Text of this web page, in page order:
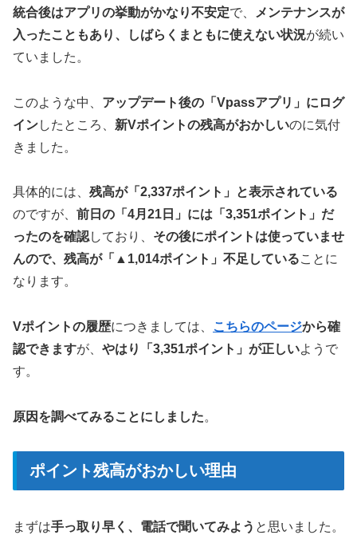
統合後はアプリの挙動がかなり不安定で、
メンテナンスが
入ったこともあり、しばらくまともに使えない状況が続い
ていました。
このような中、 アップデート後の「Vpassアプリ」にログ
インしたところ、 新Vポイントの残高がおかしいのに気付
きました。
具体的には、 残高が「2,337ポイント」と表示されている
のですが、 前日の「4月21日」には「3,351ポイント」だ
ったのを確認しており、 その後にポイントは使っていませ
んので、残高が「▲1,014ポイント」不足していることに
なります。
Vポイントの履歴につきましては、 こちらのページから確
認できますが、 やはり「3,351ポイント」が正しいようで
す。
原因を調べてみることにしました。
ポイント残高がおかしい理由
まずは手っ取り早く、電話で聞いてみよう と思いました。